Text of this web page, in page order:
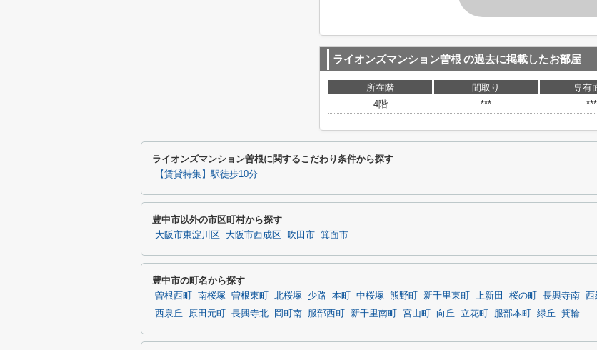
ライオンズマンション曽根 の過去に掲載したお部屋
所在階 間取り 専有
4階
*** ***
ライオンズマンション曽根に関するこだわり条件から探す
【賃貸特集】駅徒歩10分
豊中市以外の市区町村から探す
大阪市東淀川区 大阪市西成区 吹田市 箕面市
豊中市の町名から探す
曽根西町 南桜塚 曽根東町 北桜塚 少路 本町 中桜塚 熊野町 新千里東町 上新田 桜の町 長興寺南 西
西泉丘
原田元町 長興寺北 岡町南 服部西町 新千里南町 宮山町 向丘 立花町 服部本町 緑丘 箕輪